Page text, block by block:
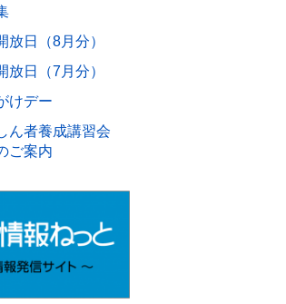
放日（8月分）
放日（7月分）
けデー
ん者養成講習会
ご案内